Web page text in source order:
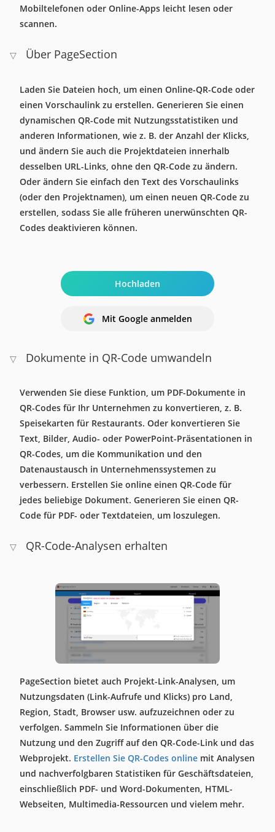
Mobiltelefonen oder Online-Apps leicht lesen oder
scannen.
▽ Über PageSection
Laden Sie Dateien hoch, um einen Online-QR-Code oder
einen Vorschaulink zu erstellen. Generieren Sie einen
dynamischen QR-Code mit Nutzungsstatistiken und
anderen Informationen, wie z. B. der Anzahl der Klicks,
und ändern Sie auch die Projektdateien innerhalb
desselben URL-Links, ohne den QR-Code zu ändern.
Oder ändern Sie einfach den Text des Vorschaulinks
(oder den Projektnamen), um einen neuen QR-Code zu
erstellen, sodass Sie alle früheren unerwünschten QR-
Codes deaktivieren können.
Hochladen
Mit Google anmelden
▽ Dokumente in QR-Code umwandeln
Verwenden Sie diese Funktion, um PDF-Dokumente in
QR-Codes für Ihr Unternehmen zu konvertieren, z. B.
Speisekarten für Restaurants. Oder konvertieren Sie
Text, Bilder, Audio- oder PowerPoint-Präsentationen in
QR-Codes, um die Kommunikation und den
Datenaustausch in Unternehmenssystemen zu
verbessern. Erstellen Sie online einen QR-Code für
jedes beliebige Dokument. Generieren Sie einen QR-
Code für PDF- oder Textdateien, um loszulegen.
▽ QR-Code-Analysen erhalten
PageSection bietet auch Projekt-Link-Analysen, um
Nutzungsdaten (Link-Aufrufe und Klicks) pro Land,
Region, Stadt, Browser usw. aufzuzeichnen oder zu
verfolgen. Sammeln Sie Informationen über die
Nutzung und den Zugriff auf den QR-Code-Link und das
Webprojekt. Erstellen Sie QR-Codes online mit Analysen
und nachverfolgbaren Statistiken für Geschäftsdateien,
einschließlich PDF- und Word-Dokumenten, HTML-
Webseiten, Multimedia-Ressourcen und vielem mehr.